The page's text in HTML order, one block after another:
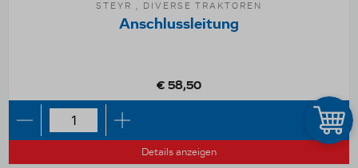
STEYR , DIVERSE TRAKTOREN
Anschlussleitung
€ 58,50
Details anzeigen